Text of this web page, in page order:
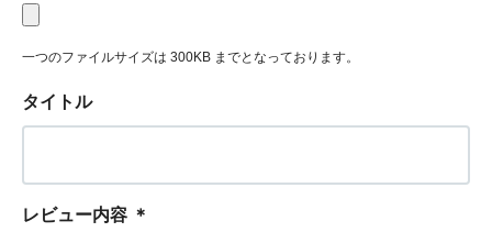
一つのファイルサイズは 300KB までとなっております。
タイトル
レビュー内容 ＊